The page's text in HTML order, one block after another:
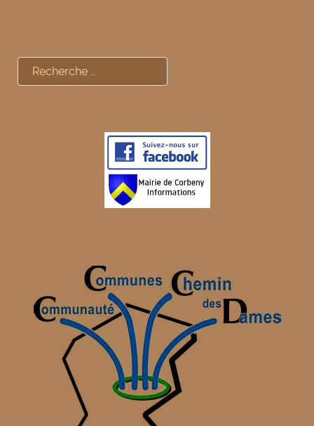
Rechercher